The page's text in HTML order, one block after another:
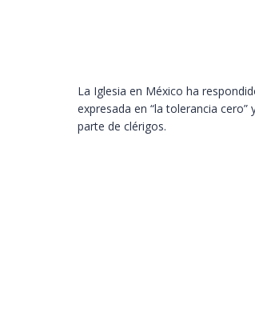
La Iglesia en México ha
expresada en “la tolerancia cero”
parte de clérigos.